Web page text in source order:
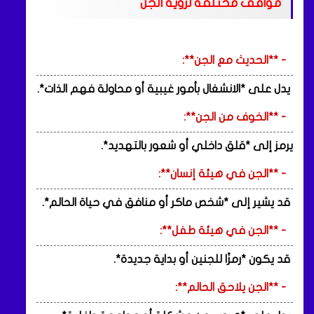
مواقف مختلفة لرؤية الجن
- **الحديث مع الجن**:
يدل على *الانشغال بأمور غيبية أو محاولة فهم الذات*.
- **الخوف من الجن**:
يرمز إلى *قلق داخلي أو شعور بالتهديد*.
- **الجن في هيئة إنسان**:
قد يشير إلى *شخص ماكر أو منافق في حياة الحالم*.
- **الجن في هيئة طفل**:
قد يكون *رمزًا للجنين أو بداية جديدة*.
- **الجن يلاحق الحالم**: